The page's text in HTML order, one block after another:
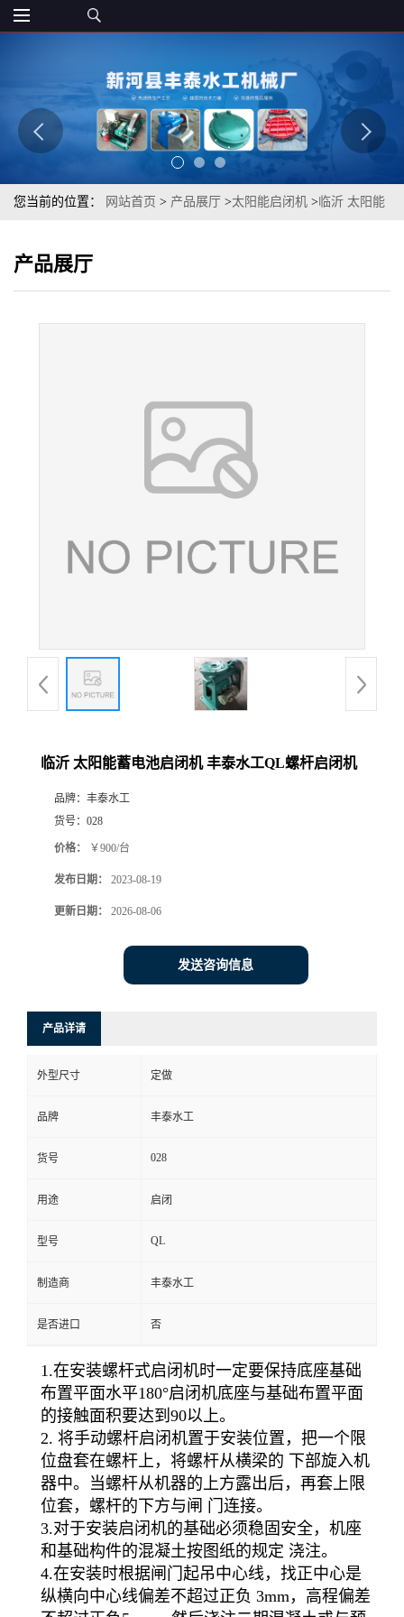
您当前的位置： 网站首页 > 产品展厅 >太阳能启闭机 > 临沂 太阳能
产品展厅
临沂 太阳能蓄电池启闭机 丰泰水工QL螺杆启闭机
品牌： 丰泰水工
货号： 028
价格： ￥900/台
发布日期： 2023-08-19
更新日期： 2026-08-06
发送咨询信息
产品详请
外型尺寸 定做
品牌 丰泰水工
货号 028
用途 启闭
型号 QL
制造商 丰泰水工
是否进口 否
1.在安装螺杆式启闭机时一定要保持底座基础
布置平面水平180°启闭机底座与基础布置平面
的接触面积要达到90以上。
2. 将手动螺杆启闭机置于安装位置，把一个限
位盘套在螺杆上，将螺杆从横梁的 下部旋入机
器中。当螺杆从机器的上方露出后，再套上限
位套，螺杆的下方与闸 门连接。
3.对于安装启闭机的基础必须稳固安全，机座
和基础构件的混凝土按图纸的规定 浇注。
4.在安装时根据闸门起吊中心线，找正中心是
纵横向中心线偏差不超过正负 3mm，高程偏差